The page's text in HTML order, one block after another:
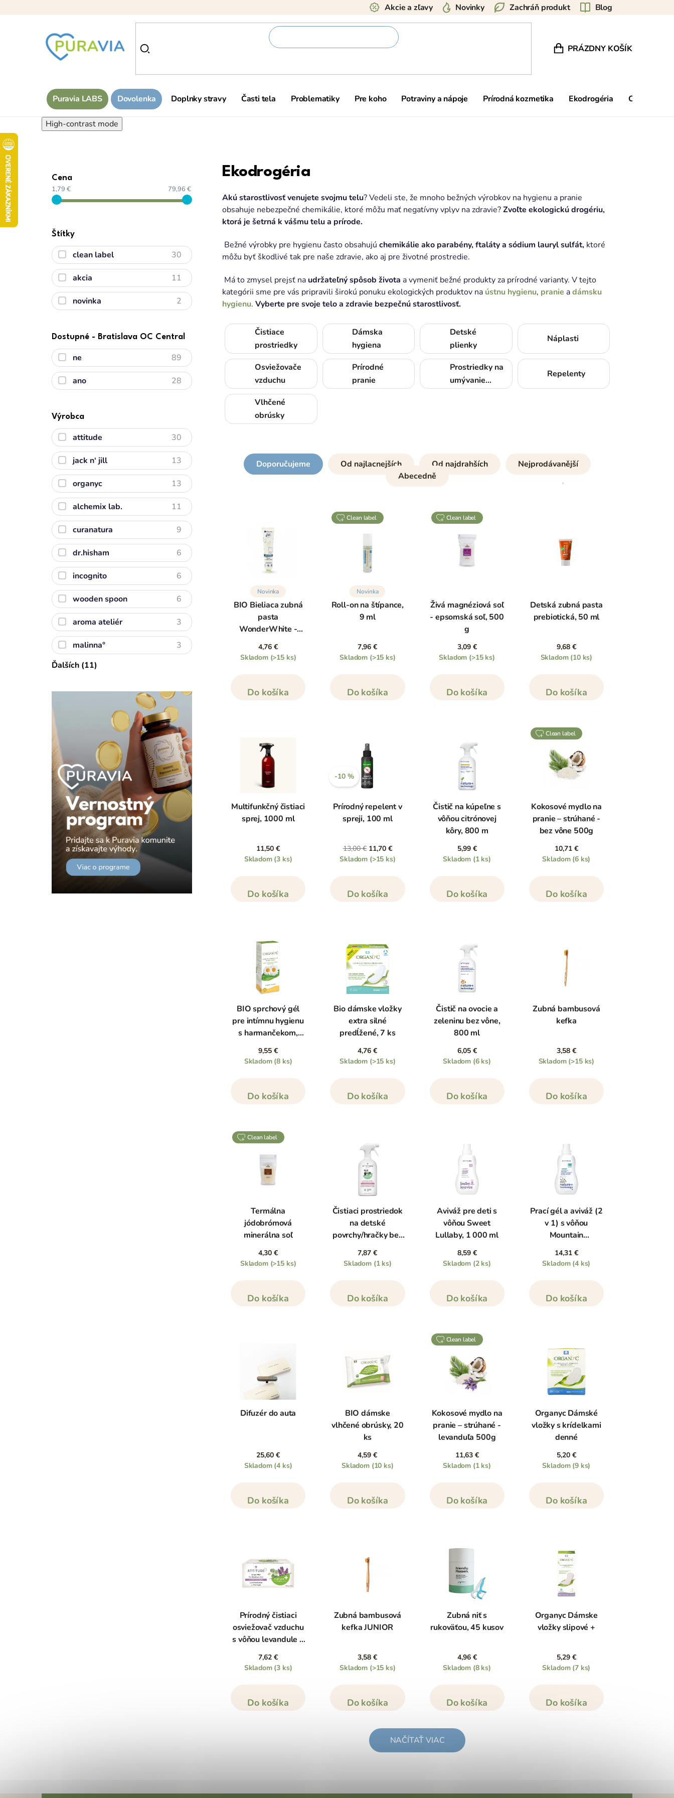
Blog
Zachráň produkt
Novinky
Akcie a zľavy
NÁKUPNÝ KOŠÍK
PRÁZDNY KOŠÍK
Puravia LABS Dovolenka Doplnky stravy Časti tela Problematiky Pre koho Potraviny a nápoje Prírodná kozmetika Ekodrogéria Ostatné
High-contrast mode
Cena
1,79 € 79,96 €
Štítky
clean label 30
akcia 11
novinka 2
Dostupné - Bratislava OC Central
ne 89
ano 28
Výrobca
attitude 30
jack n‘ jill 13
organyc 13
alchemix lab. 11
curanatura 9
dr.hisham 6
incognito 6
wooden spoon 6
aroma ateliér 3
malinna°
3
Ďalších (11)
Ekodrogéria
Akú starostlivosť venujete svojmu telu? Vedeli ste, že mnoho bežných výrobkov na hygienu a pranie
obsahuje nebezpečné chemikálie, ktoré môžu mať negatívny vplyv na zdravie?Zvoľte ekologickú drogériu,
ktorá je šetrná k vášmu telu a prírode.
Bežné výrobky pre hygienu často obsahujú chemikálie ako parabény, ftaláty a sódium lauryl sulfát, ktoré
môžu byť škodlivé tak pre naše zdravie, ako aj pre životné prostredie.
Má to zmysel prejsť na udržateľný spôsob života a vymeniť bežné produkty za prírodné varianty. V tejto
kategórii sme pre vás pripravili širokú ponuku ekologických produktov na ústnu hygienu, pranie adámsku
hygienu. Vyberte pre svoje telo a zdravie bezpečnú starostlivosť.
Čistiace
prostriedky
Dámska
hygiena
Detské
plienky
Náplasti
Osviežovače
vzduchu
Prírodné
pranie
Prostriedky na
umývanie
Repelenty
Vlhčené
obrúsky
Doporučujeme Od najlacnejších Od najdrahších
Nejprodávanější
Abecedně
Novinka
BIO Bieliaca zubná
pasta
WonderWhite -
75 ml
4,76 €
Skladom (>15 ks)
Do košíka
clean label
Novinka
Roll-on na štípance,
9 ml
7,96 €
Skladom (>15 ks)
Do košíka
clean label
Živá magnéziová soľ
- epsomská soľ, 500
g
3,09 €
Skladom (>15 ks)
Do košíka
Detská zubná pasta
prebiotická, 50 ml
9,68 €
Skladom (10 ks)
Do košíka
Multifunkčný čistiaci
sprej, 1000 ml
11,50 €
Skladom (3 ks)
Do košíka
-10 %
Prírodný repelent v
spreji, 100 ml
13,00 € 11,70 €
Skladom (>15 ks)
Do košíka
Čistič na kúpeľne s
vôňou citrónovej
kôry, 800 m
5,99 €
Skladom (1 ks)
Do košíka
clean label
Kokosové mydlo na
pranie – strúhané -
bez vône 500g
10,71 €
Skladom (6 ks)
Do košíka
BIO sprchový gél
pre intímnu hygienu
s harmančekom,
250 ml
9,55 €
Skladom (8 ks)
Do košíka
Bio dámske vložky
extra silné
predĺžené, 7 ks
4,76 €
Skladom (>15 ks)
Do košíka
Čistič na ovocie a
zeleninu bez vône,
800 ml
6,05 €
Skladom (6 ks)
Do košíka
Zubná bambusová
kefka
3,58 €
Skladom (>15 ks)
Do košíka
clean label
Termálna
jódobrómová
minerálna soľ
4,30 €
Skladom (>15 ks)
Do košíka
Čistiaci prostriedok
na detské
povrchy/hračky bez
rozprašovačom, 800
7,87 €
Skladom (1 ks)
Do košíka
Aviváž pre deti s
vôňou Sweet
Lullaby, 1 000 ml
8,59 €
Skladom (2 ks)
Do košíka
Prací gél a aviváž (2
v 1) s vôňou
Mountain
14,31 €
Skladom (4 ks)
Do košíka
Difuzér do auta
25,60 €
Skladom (4 ks)
Do košíka
BIO dámske
vlhčené obrúsky, 20
ks
4,59 €
Skladom (10 ks)
Do košíka
clean label
Kokosové mydlo na
pranie – strúhané -
levanduľa 500g
11,63 €
Skladom (1 ks)
Do košíka
Organyc Dámské
vložky s krídelkami
denné
5,20 €
Skladom (9 ks)
Do košíka
Prírodný čistiaci
osviežovač vzduchu
s vôňou levandule a
7,62 €
Skladom (3 ks)
Do košíka
Zubná bambusová
kefka JUNIOR
3,58 €
Skladom (>15 ks)
Do košíka
Zubná niť s
rukoväťou, 45 kusov
4,96 €
Skladom (8 ks)
Do košíka
Organyc Dámske
vložky slipové +
5,29 €
Skladom (7 ks)
Do košíka
NAČÍTAŤ VIAC